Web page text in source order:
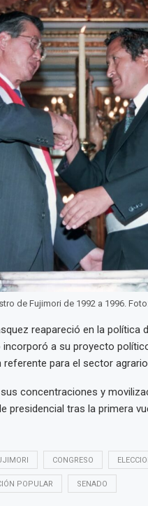
de Fujimori de 1992 a 1996.
reapareció en la política
a su proyecto
para el sector
concentraciones y
presidencial tras la primera
CONGRESO
POPULAR SENADO